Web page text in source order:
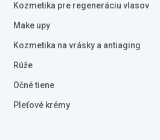
Kozmetika pre regeneráciu vlasov
Make upy
Kozmetika na vrásky a antiaging
Rúže
Očné tiene
Pleťové krémy